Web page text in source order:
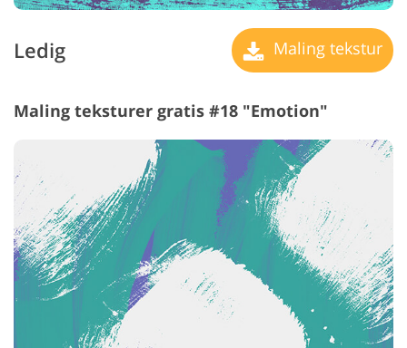
Ledig Maling tekstur
Maling teksturer gratis #18 "Emotion"